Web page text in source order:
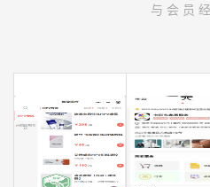
与会员